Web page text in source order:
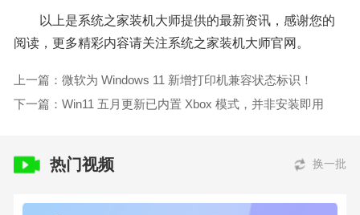
以上是系统之家装机大师提供的最新资讯，感谢您的
阅读，更多精彩内容请关注系统之家装机大师官网。
上一篇：微软为 Windows 11 新增打印机兼容状态标识！
下一篇：Win11 五月更新已内置 Xbox 模式，并非安装即用
热门视频 换一批